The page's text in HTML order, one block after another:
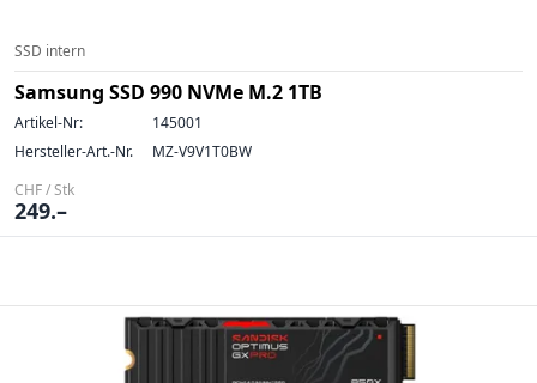
SSD intern
Samsung SSD 990 NVMe M.2 1TB
Artikel-Nr:
145001
Hersteller-Art.-Nr.
MZ-V9V1T0BW
CHF / Stk
249.–